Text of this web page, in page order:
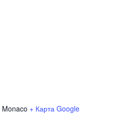
Monaco + Карта Google